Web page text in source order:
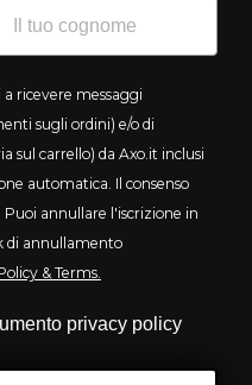
ricevere messaggi
sugli ordini) e/o di
sul carrello) da Axo.it inclusi
automatica. Il consenso
annullare l'iscrizione in
di annullamento
& Terms.
privacy policy